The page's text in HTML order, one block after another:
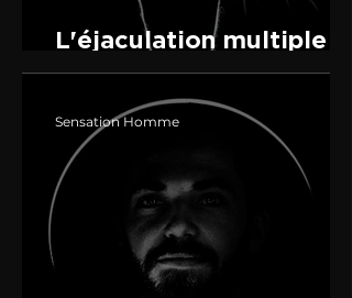
L'éjaculation multiple :
mythe ou réalité ?
Sensation Homme